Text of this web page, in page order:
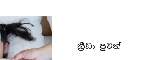
ක්‍රීඩා පුවත්